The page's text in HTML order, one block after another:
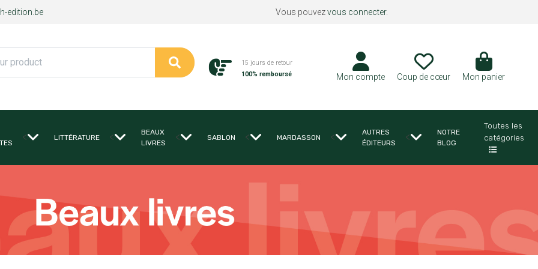
edition.be Vous pouvezvous connecter.
15 jours de retour
100% remboursé
Mon compte Coup de cœur Mon panier
< LITTÉRATURE <
BEAUX
LIVRES
< SABLON < MARDASSON <
AUTRES
ÉDITEURS
<
NOTRE
BLOG
Toutes les
catégories